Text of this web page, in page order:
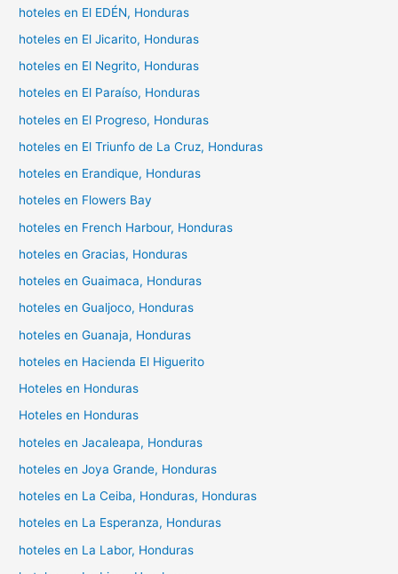
hoteles en El EDÉN, Honduras
hoteles en El Jicarito, Honduras
hoteles en El Negrito, Honduras
hoteles en El Paraíso, Honduras
hoteles en El Progreso, Honduras
hoteles en El Triunfo de La Cruz, Honduras
hoteles en Erandique, Honduras
hoteles en Flowers Bay
hoteles en French Harbour, Honduras
hoteles en Gracias, Honduras
hoteles en Guaimaca, Honduras
hoteles en Gualjoco, Honduras
hoteles en Guanaja, Honduras
hoteles en Hacienda El Higuerito
Hoteles en Honduras
Hoteles en Honduras
hoteles en Jacaleapa, Honduras
hoteles en Joya Grande, Honduras
hoteles en La Ceiba, Honduras, Honduras
hoteles en La Esperanza, Honduras
hoteles en La Labor, Honduras